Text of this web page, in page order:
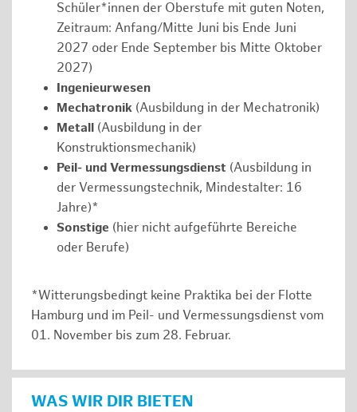
Schüler*innen der Oberstufe mit guten Noten,
Zeitraum: Anfang/Mitte Juni bis Ende Juni
2027 oder Ende September bis Mitte Oktober
2027)
Ingenieurwesen
Mechatronik (Ausbildung in der Mechatronik)
Metall (Ausbildung in der
Konstruktionsmechanik)
Peil- und Vermessungsdienst (Ausbildung in
der Vermessungstechnik, Mindestalter: 16
Jahre)*
Sonstige (hier nicht aufgeführte Bereiche
oder Berufe)
*Witterungsbedingt keine Praktika bei der Flotte
Hamburg und im Peil- und Vermessungsdienst vom
01. November bis zum 28. Februar.
WAS WIR DIR BIETEN